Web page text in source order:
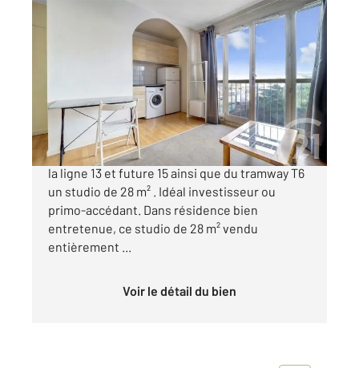
Appartement F1 à vendre
188 000 €
Century 21 vous présente à Malakoff au pied de
la ligne 13 et future 15 ainsi que du tramway T6
un studio de 28 m² . Idéal investisseur ou
primo-accédant. Dans résidence bien
entretenue, ce studio de 28 m² vendu
entièrement ...
Voir le détail du bien